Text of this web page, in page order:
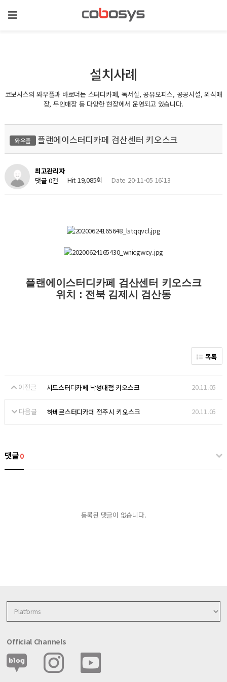
설치사례
코보시스의 와우플과 바로더는 스터디카페, 독서실, 공유오피스, 공공시설, 외식매
장, 무인매장 등 다양한 현장에서 운영되고 있습니다.
와우플 플랜에이스터디카페 검산센터 키오스크
최고관리자
댓글 0건
Hit 19,085회 Date 20-11-05 16:13
플랜에이스터디카페 검산센터 키오스크
위치 : 전북 김제시 검산동
목록
이전글 시드스터디카페 낙성대점 키오스크 20.11.05
다음글 하베르스터디카페 전주시 키오스크 20.11.05
댓글0
등록된 댓글이 없습니다.
Official Channels